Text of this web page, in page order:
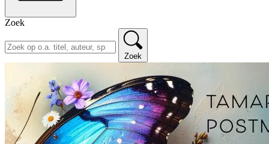
Zoek
Zoek